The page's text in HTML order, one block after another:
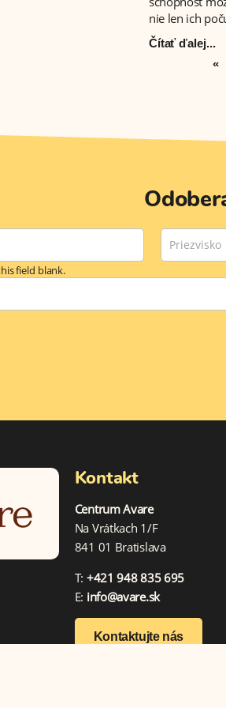
nie len ich
Čítať ďalej...
«
field blank.
Kontakt
Centrum Avare
Na Vrátkach 1/F
841 01 Bratislava
T: +421 948 835 695
E: info@avare.sk
Kontaktujte nás